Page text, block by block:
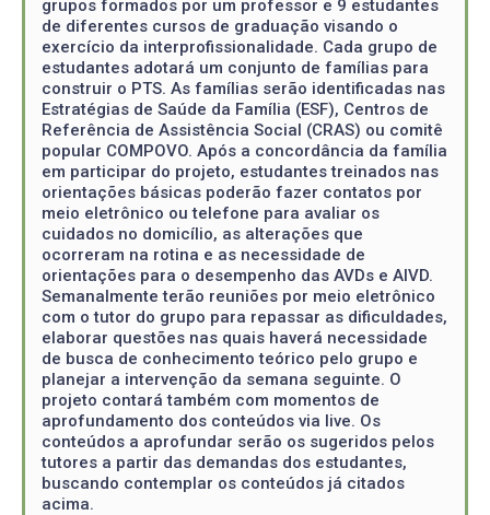
grupos formados por um professor e 9 estudantes
de diferentes cursos de graduação visando o
exercício da interprofissionalidade. Cada grupo de
estudantes adotará um conjunto de famílias para
construir o PTS. As famílias serão identificadas nas
Estratégias de Saúde da Família (ESF), Centros de
Referência de Assistência Social (CRAS) ou comitê
popular COMPOVO. Após a concordância da família
em participar do projeto, estudantes treinados nas
orientações básicas poderão fazer contatos por
meio eletrônico ou telefone para avaliar os
cuidados no domicílio, as alterações que
ocorreram na rotina e as necessidade de
orientações para o desempenho das AVDs e AIVD.
Semanalmente terão reuniões por meio eletrônico
com o tutor do grupo para repassar as dificuldades,
elaborar questões nas quais haverá necessidade
de busca de conhecimento teórico pelo grupo e
planejar a intervenção da semana seguinte. O
projeto contará também com momentos de
aprofundamento dos conteúdos via live. Os
conteúdos a aprofundar serão os sugeridos pelos
tutores a partir das demandas dos estudantes,
buscando contemplar os conteúdos já citados
acima.